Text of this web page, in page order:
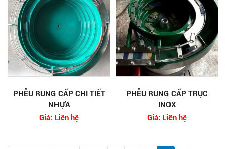
PHỄU RUNG CẤP CHI TIẾT
NHỰA
Giá: Liên hệ
PHỄU RUNG CẤP TRỤC
INOX
Giá: Liên hệ